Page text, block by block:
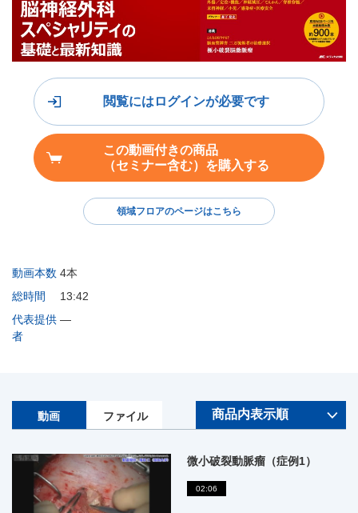
動画本数 4本
総時間
13:42
代表提供
者
―
閲覧にはログインが必要です
この動画付きの商品
（セミナー含む）を購入する
領域フロアのページはこちら
動画 ファイル
微小破裂動脈瘤（症例1）
02:06